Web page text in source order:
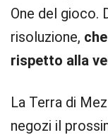
One del gioco.
risoluzione,
rispetto alla
La Terra di
negozi il